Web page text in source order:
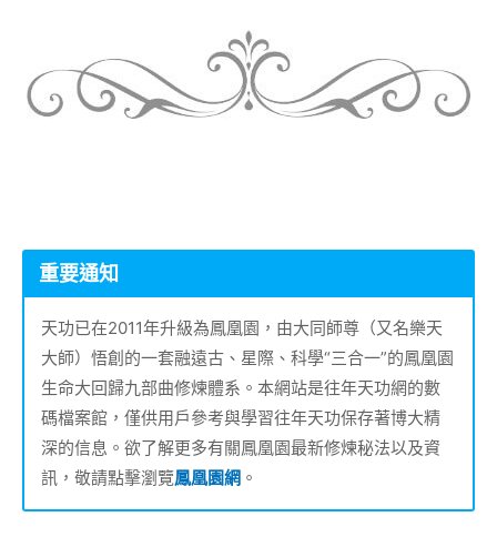
重要通知
天功已在2011年升級為鳳凰園，由大同師尊（又名樂天
大師）悟創的一套融遠古、星際、科學“三合一”的鳳凰園
生命大回歸九部曲修煉體系。本網站是往年天功網的數
碼檔案館，僅供用戶參考與學習往年天功保存著博大精
深的信息。欲了解更多有關鳳凰園最新修煉秘法以及資
訊，敬請點擊瀏覽鳳凰園網 。